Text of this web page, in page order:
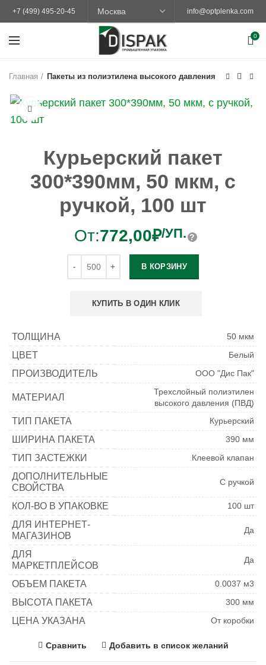
+7 (499) 495-20-45 info@optplenka.com
0
Главная Пакеты из полиэтилена высокого давления
Увеличить
Курьерский пакет
300*390мм, 50 мкм, с
ручкой, 100 шт
От:772,00₽/УП.
В КОРЗИНУ
КУПИТЬ В ОДИН КЛИК
ТОЛЩИНА 50 мкм
ЦВЕТ Белый
ПРОИЗВОДИТЕЛЬ ООО "Дис Пак"
МАТЕРИАЛ
Трехслойный полиэтилен
высокого давления (ПВД)
ТИП ПАКЕТА Курьерский
ШИРИНА ПАКЕТА 390 мм
ТИП ЗАСТЕЖКИ Клеевой клапан
ДОПОЛНИТЕЛЬНЫЕ
СВОЙСТВА
С ручкой
КОЛ-ВО В УПАКОВКЕ 100 шт
ДЛЯ ИНТЕРНЕТ-
МАГАЗИНОВ
Да
ДЛЯ
МАРКЕТПЛЕЙСОВ
Да
ОБЪЕМ ПАКЕТА 0.0037 м3
ВЫСОТА ПАКЕТА 300 мм
ЦЕНА УКАЗАНА От коробки
Сравнить Добавить в список желаний